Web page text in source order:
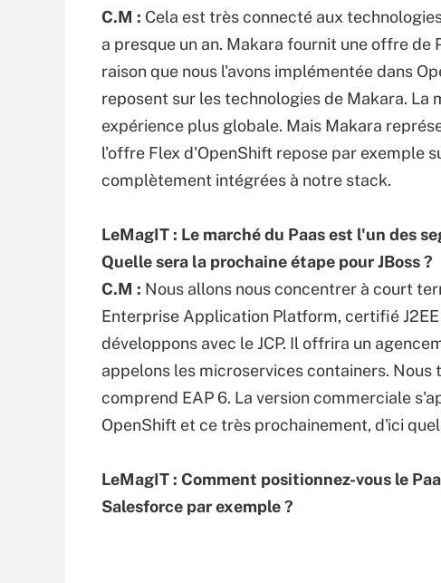
C.M : Cela est très connecté aux
a presque un an. Makara fournit une offre de
raison que nous l'avons implémentée dans
reposent sur les technologies de Makara. La
expérience plus globale. Mais Makara
l'offre Flex d'OpenShift repose par exemple
complètement intégrées à notre stack.
LeMagIT : Le marché du Paas est l'un des
Quelle sera la prochaine étape pour JBoss ?
C.M : Nous allons nous concentrer à court
Enterprise Application Platform, certifié
développons avec le JCP. Il offrira un
appelons les microservices containers.
comprend EAP 6. La version commerciale
OpenShift et ce très prochainement, d'ici
LeMagIT : Comment positionnez-vous le
Salesforce par exemple ?